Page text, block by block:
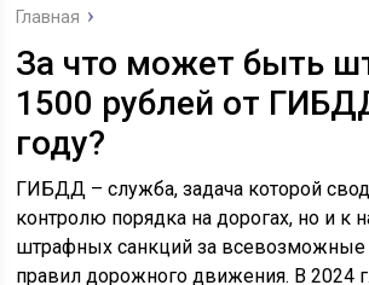
Главная
За что может быть
1500 рублей от
году?
ГИБДД – служба, задача которой
контролю порядка на дорогах, но и к
штрафных санкций за всевозможные
правил дорожного движения. В 2024